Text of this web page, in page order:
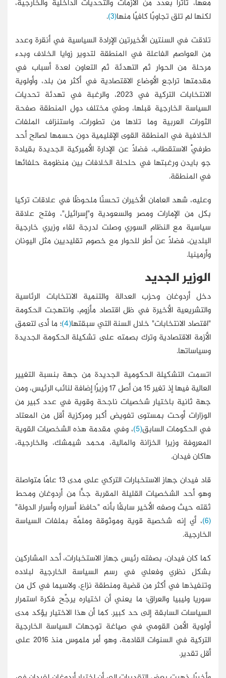
معها، تأثرًا بعدد من الأزمات والتحديات الداخلية والخارجية،
لكنها لم تلق تجاوبًا كافيًا منها(3)
.
تلاقت في السنتين الأخيرتين الإرادة السياسية في أنقرة وعدد
من العواصم الفاعلة في المنطقة لتدوير زوايا الخلاف وبدء
مرحلة من الحوار ثم التهدئة ثم التعاون لعدة أسباب في
مقدمتها تراجع الأوضاع الاقتصادية في أكثر من بلد، وأولوية
الانتخابات التركية في 2023، والرغبة في تهدئة تحديات
السياسة الخارجية قبلها، وطي مختلف دول المنطقة صفحة
الثورات العربية وما تلاها من تطورات، واستنزاف الملفات
الخلافية في المنطقة القوى الإقليمية دون حسمها لصالح أحد
طرفَيْ الاستقطاب، فضلًا عن الإدارة الأميركية الجديدة بقيادة
جو بايدن ورغبتها في حلحلة الخلافات بين منظومة حلفائها
في المنطقة.
وعليه، شهد العامان الأخيران تحسنًا ملحوظًا في علاقات تركيا
بكل من الإمارات ومصر والسعودية و"إسرائيل"، وفتح علاقة
سياسية مع النظام السوري وصلت لدرجة لقاء وزيري خارجية
البلدين، فضلًا عن أطر للحوار مع خصوم تقليديين مثل اليونان
وأرمينيا.
الوزير الجديد
دخل أردوغان وحزب العدالة والتنمية الانتخابات الرئاسية
والتشريعية الأخيرة في ظل اقتصاد مأزوم، وانتهجت الحكومة
"اقتصاد الانتخابات" خلال السنة التي سبقتها(4) ؛ ما أدى لتعمق
الأزمة الاقتصادية وترك بصمته على تشكيلة الحكومة الجديدة
وسياساتها.
اتسمت التشكيلة الحكومية الجديدة من جهة بنسبة التغيير
العالية فيها إذ تغير 15 من أصل 17 وزيرًا إضافة لنائب الرئيس، ومن
جهة ثانية باختيار شخصيات ناجحة وقوية في عدد كبير من
الوزارات أوحت بمستوى تفويض أكبر ومركزية أقل من المعتاد
في الحكومات السابق(5) ، وفي مقدمة هذه الشخصيات القوية
المعروفة وزيرا الخزانة والمالية، محمد شيمشك، والخارجية،
هاكان فيدان.
قاد فيدان جهاز الاستخبارات التركي على مدى 13 عامًا متواصلة
وهو أحد الشخصيات القليلة المقربة جدًّا من أردوغان ومحط
ثقته حيث وصفه الأخير سابقًا بأنه "حافظ أسراره وأسرار الدولة"
(6) ، أي إنه شخصية قوية وموثوقة وملمَّة بملفات السياسة
الخارجية.
كما كان فيدان، بصفته رئيس جهاز الاستخبارات، أحد المشاركين
بشكل نظري وفعلي في رسم السياسة الخارجية لبلاده
وتنفيذها في أكثر من قضية ومنطقة نزاع، ولاسيما في كل من
سوريا وليبيا والعراق؛ ما يعني أن اختياره يرجِّح فكرة استمرار
السياسات السابقة إلى حد كبير. كما أن هذا الاختيار يؤكد مدى
أولوية الأمن القومي في صياغة توجهات السياسة الخارجية
التركية في السنوات القادمة، وهو أمر ملموس منذ 2016 على
أقل تقدير.